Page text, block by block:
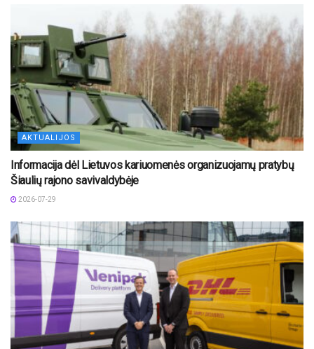
AKTUALIJOS
Informacija dėl Lietuvos kariuomenės organizuojamų pratybų
Šiaulių rajono savivaldybėje
2026-07-29